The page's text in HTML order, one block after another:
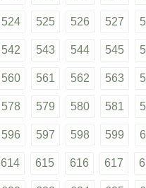
524 525 526 527
542 543 544 545
560 561 562 563
578 579 580 581
596 597 598 599
614 615 616 617